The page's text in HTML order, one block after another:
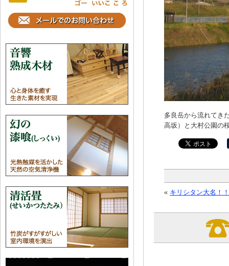
多良岳から流れてき
高坂）と大村公園の
« キリシタン大名！